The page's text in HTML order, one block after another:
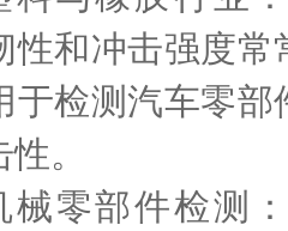
性和冲击强度
于检测汽车零
。
部件检测：